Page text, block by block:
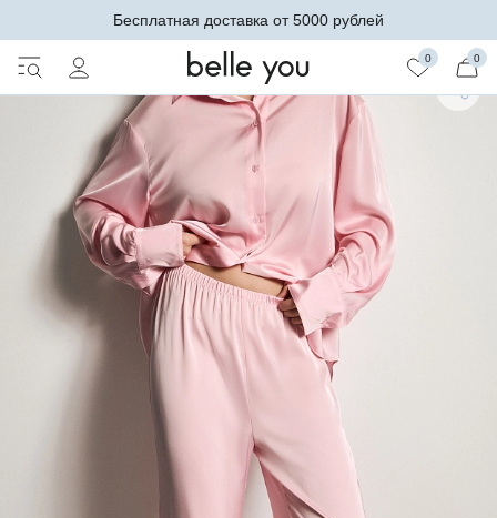
Бесплатная доставка от 5000 рублей
0 0